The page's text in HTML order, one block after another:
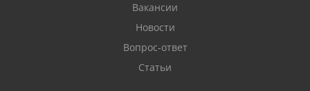
Вакансии
Новости
Вопрос-ответ
Статьи